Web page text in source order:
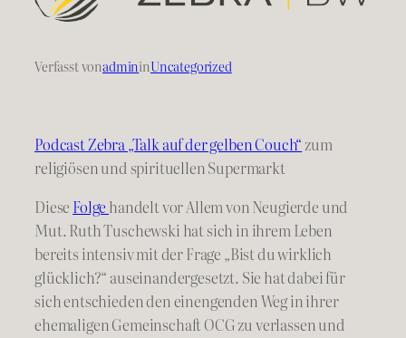
Verfasst vonadmininUncategorized
Podcast Zebra „Talk auf der gelben Couch“ zum
religiösen und spirituellen Supermarkt
Diese Folge handelt vor Allem von Neugierde und
Mut. Ruth Tuschewski hat sich in ihrem Leben
bereits intensiv mit der Frage „Bist du wirklich
glücklich?“ auseinandergesetzt. Sie hat dabei für
sich entschieden den einengenden Weg in ihrer
ehemaligen Gemeinschaft OCG zu verlassen und